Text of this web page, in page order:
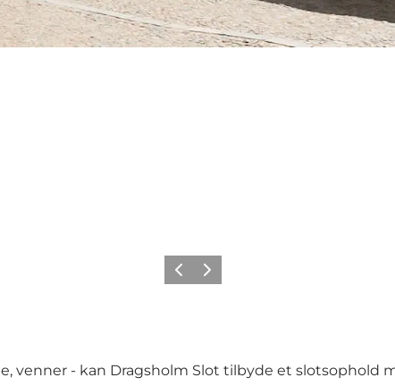
Forrige billede
Næste billede
venner - kan Dragsholm Slot tilbyde et slotsophold